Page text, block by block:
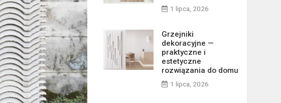
1 lipca, 2026
Grzejniki
dekoracyjne —
praktyczne i
estetyczne
rozwiązania do domu
1 lipca, 2026